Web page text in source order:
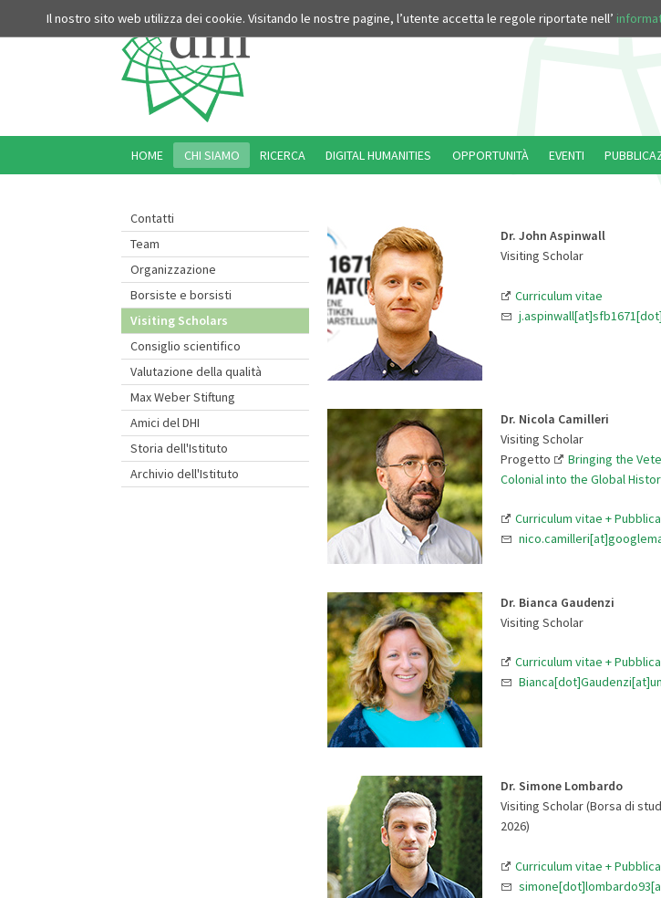
Il nostro sito web utilizza dei cookie. Visitando le nostre pagine, l’utente accetta le regole riportate nell’
Contatti
Team
Organizzazione
Borsiste e borsisti
Visiting Scholars
Consiglio scientifico
Valutazione della qualità
Max Weber Stiftung
Amici del DHI
Storia dell'Istituto
Archivio dell'Istituto
Dr. John Aspinwall
Visiting Scholar
Curriculum vitae
Dr. Nicola Camilleri
Visiting Scholar
Progetto
Bringing the
Colonial into the Global
Curriculum vitae +
Dr. Bianca Gaudenzi
Visiting Scholar
Curriculum vitae +
Dr. Simone Lombardo
Visiting Scholar (Borsa di
2026)
Curriculum vitae +
HOME CHI SIAMO RICERCA DIGITAL HUMANITIES OPPORTUNITÀ EVENTI